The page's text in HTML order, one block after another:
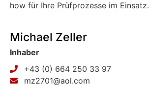
how für Ihre Prüfprozesse im Einsatz.
Michael Zeller
Inhaber
+43 (0) 664 250 33 97
mz2701@aol.com